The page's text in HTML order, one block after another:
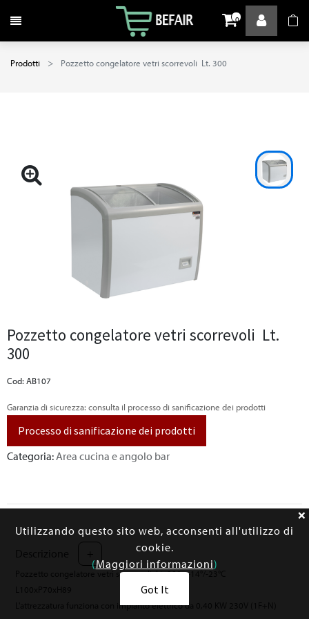
Attiva / disattiva la navigazione 0
Prodotti Pozzetto congelatore vetri scorrevoli Lt. 300
Pozzetto congelatore vetri scorrevoli Lt.
300
Cod: AB107
Garanzia di sicurezza: consulta il processo di sanificazione dei prodotti
Processo di sanificazione dei prodotti
Categoria:Area cucina e angolo bar
+
Pozzetto congelatore vetri scorrevoli Lt. 300 -14°/-23°C
L'attrezzatura funziona con impianto elettrico da 0,40 KW 230V (1F+N)
Utilizzando questo sito web, acconsenti all'utilizzo di
cookie.
(Maggiori informazioni)
Got It